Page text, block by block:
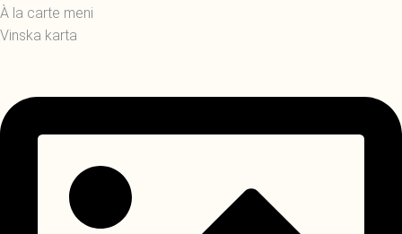
À la carte meni
Vinska karta